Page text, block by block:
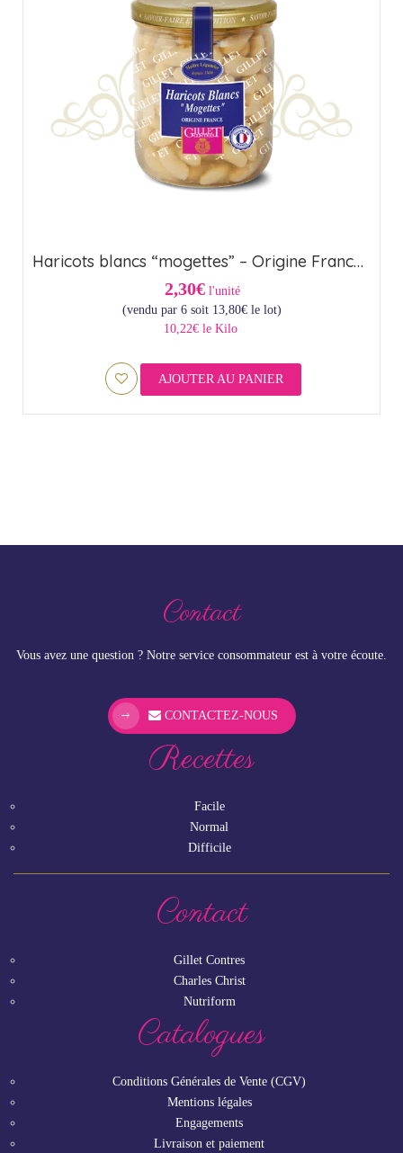
Haricots blancs “mogettes” – Origine France (44,5cl)
2,30€ l'unité
(vendu par 6 soit 13,80€le lot)
10,22€ le Kilo
AJOUTER AU PANIER
Contact
Vous avez une question ? Notre service consommateur est à votre écoute.
CONTACTEZ-NOUS
Recettes
Facile
Normal
Difficile
Contact
Gillet Contres
Charles Christ
Nutriform
Catalogues
Conditions Générales de Vente (CGV)
Mentions légales
Engagements
Livraison et paiement